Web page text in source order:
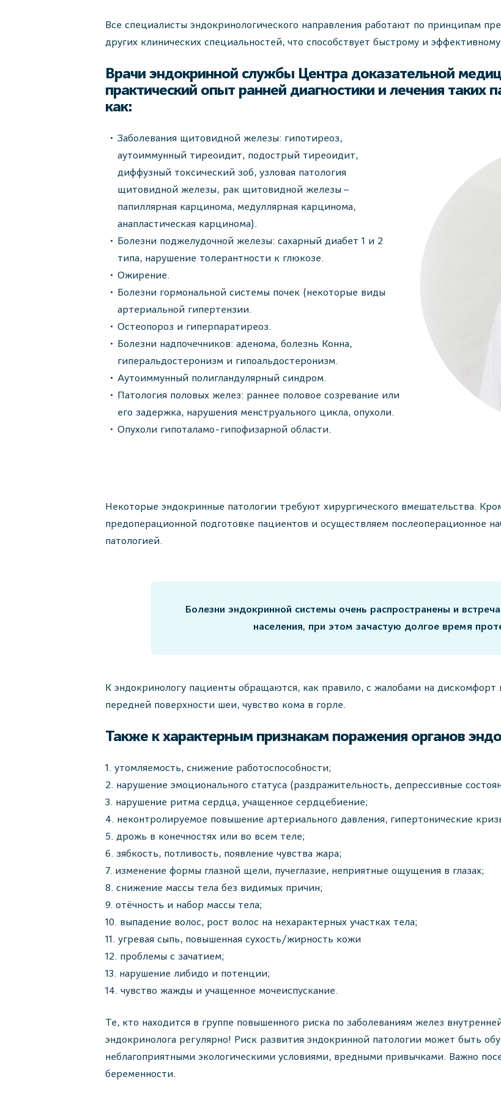
Все специалисты эндокринологического направления работают по принципам
других клинических специальностей, что способствует быстрому и
Врачи эндокринной службы Центра доказательной
практический опыт ранней диагностики и лечения таких
как:
Заболевания щитовидной железы: гипотиреоз,
аутоиммунный тиреоидит, подострый тиреоидит,
диффузный токсический зоб, узловая патология
щитовидной железы, рак щитовидной железы –
папиллярная карцинома, медуллярная карцинома,
анапластическая карцинома).
Болезни поджелудочной железы: сахарный диабет 1 и 2
типа, нарушение толерантности к глюкозе.
Ожирение.
Болезни гормональной системы почек (некоторые виды
артериальной гипертензии.
Остеопороз и гиперпаратиреоз.
Болезни надпочечников: аденома, болезнь Конна,
гиперальдостеронизм и гипоальдостеронизм.
Аутоиммунный полигландулярный синдром.
Патология половых желез: раннее половое созревание или
его задержка, нарушения менструального цикла, опухоли.
Опухоли гипоталамо-гипофизарной области.
Некоторые эндокринные патологии требуют хирургического вмешательства.
предоперационной подготовке пациентов и осуществляем послеоперационное
патологией.
Болезни эндокринной системы очень распространены и
населения, при этом зачастую долгое время
К эндокринологу пациенты обращаются, как правило, с жалобами на
передней поверхности шеи, чувство кома в горле.
Также к характерным признакам поражения органов
утомляемость, снижение работоспособности;
нарушение эмоционального статуса (раздражительность, депрессивные
нарушение ритма сердца, учащенное сердцебиение;
неконтролируемое повышение артериального давления, гипертонические
дрожь в конечностях или во всем теле;
зябкость, потливость, появление чувства жара;
изменение формы глазной щели, пучеглазие, неприятные ощущения в глазах;
снижение массы тела без видимых причин;
отёчность и набор массы тела;
выпадение волос, рост волос на нехарактерных участках тела;
угревая сыпь, повышенная сухость/жирность кожи
проблемы с зачатием;
нарушение либидо и потенции;
чувство жажды и учащенное мочеиспускание.
Те, кто находится в группе повышенного риска по заболеваниям желез
эндокринолога регулярно! Риск развития эндокринной патологии может быть
неблагоприятными экологическими условиями, вредными привычками. Важно
беременности.